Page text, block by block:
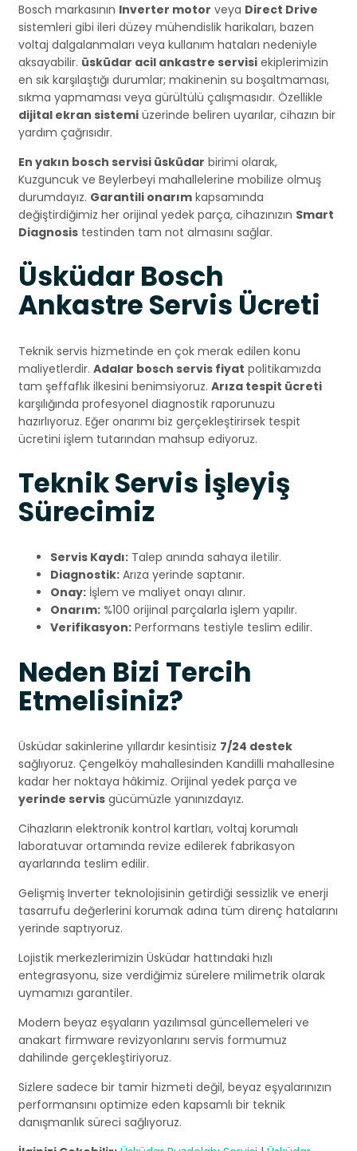
Bosch markasının Inverter motor veya Direct Drive
sistemleri gibi ileri düzey mühendislik harikaları, bazen
voltaj dalgalanmaları veya kullanım hataları nedeniyle
aksayabilir. üsküdar acil ankastre servisi ekiplerimizin
en sık karşılaştığı durumlar; makinenin su boşaltmaması,
sıkma yapmaması veya gürültülü çalışmasıdır. Özellikle
dijital ekran sistemi üzerinde beliren uyarılar, cihazın bir
yardım çağrısıdır.
En yakın bosch servisi üsküdar birimi olarak,
Kuzguncuk ve Beylerbeyi mahallelerine mobilize olmuş
durumdayız. Garantili onarım kapsamında
değiştirdiğimiz her orijinal yedek parça, cihazınızın Smart
Diagnosis testinden tam not almasını sağlar.
Üsküdar Bosch
Ankastre Servis Ücreti
Teknik servis hizmetinde en çok merak edilen konu
maliyetlerdir. Adalar bosch servis fiyat politikamızda
tam şeffaflık ilkesini benimsiyoruz. Arıza tespit ücreti
karşılığında profesyonel diagnostik raporunuzu
hazırlıyoruz. Eğer onarımı biz gerçekleştirirsek tespit
ücretini işlem tutarından mahsup ediyoruz.
Teknik Servis İşleyiş
Sürecimiz
Servis Kaydı: Talep anında sahaya iletilir.
Diagnostik: Arıza yerinde saptanır.
Onay: İşlem ve maliyet onayı alınır.
Onarım: %100 orijinal parçalarla işlem yapılır.
Verifikasyon: Performans testiyle teslim edilir.
Neden Bizi Tercih
Etmelisiniz?
Üsküdar sakinlerine yıllardır kesintisiz 7/24 destek
sağlıyoruz. Çengelköy mahallesinden Kandilli mahallesine
kadar her noktaya hâkimiz. Orijinal yedek parça ve
yerinde servis gücümüzle yanınızdayız.
Cihazların elektronik kontrol kartları, voltaj korumalı
laboratuvar ortamında revize edilerek fabrikasyon
ayarlarında teslim edilir.
Gelişmiş Inverter teknolojisinin getirdiği sessizlik ve enerji
tasarrufu değerlerini korumak adına tüm direnç hatalarını
yerinde saptıyoruz.
Lojistik merkezlerimizin Üsküdar hattındaki hızlı
entegrasyonu, size verdiğimiz sürelere milimetrik olarak
uymamızı garantiler.
Modern beyaz eşyaların yazılımsal güncellemeleri ve
anakart firmware revizyonlarını servis formumuz
dahilinde gerçekleştiriyoruz.
Sizlere sadece bir tamir hizmeti değil, beyaz eşyalarınızın
performansını optimize eden kapsamlı bir teknik
danışmanlık süreci sağlıyoruz.